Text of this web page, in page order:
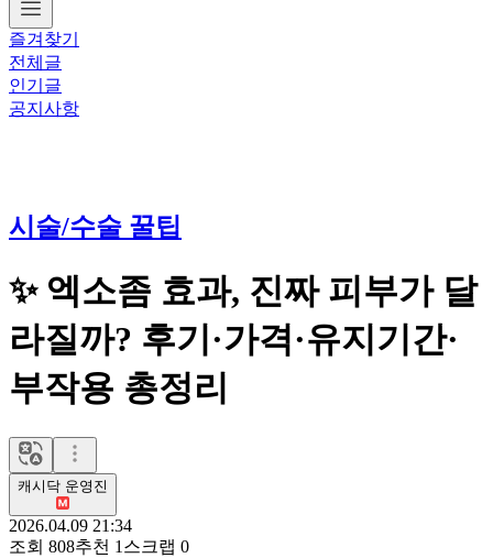
즐겨찾기
전체글
인기글
공지사항
시술/수술 꿀팁
✨ 엑소좀 효과, 진짜 피부가 달
라질까? 후기·가격·유지기간·
부작용 총정리
캐시닥 운영진
2026.04.09 21:34
조회 808추천 1 스크랩 0